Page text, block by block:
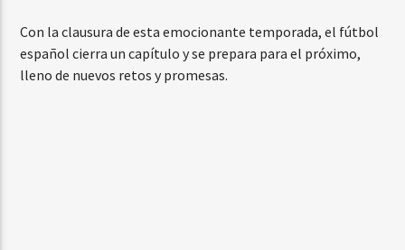
Con la clausura de esta emocionante temporada, el fútbol
español cierra un capítulo y se prepara para el próximo,
lleno de nuevos retos y promesas.